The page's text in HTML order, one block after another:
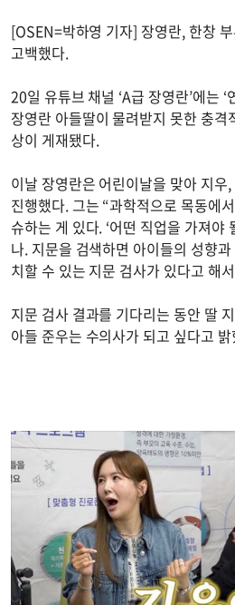
[OSEN=박하영 기자] 장영란, 한창
고백했다.
20일 유튜브 채널 ‘A급 장영란’에는
장영란 아들딸이 물려받지 못한 충격
상이 게재됐다.
이날 장영란은 어린이날을 맞아 지우
진행했다. 그는 “과학적으로 목동에
슈하는 게 있다. ‘어떤 직업을 가져야
나. 지문을 검색하면 아이들의 성향
치할 수 있는 지문 검사가 있다고 해
지문 검사 결과를 기다리는 동안 딸
아들 준우는 수의사가 되고 싶다고